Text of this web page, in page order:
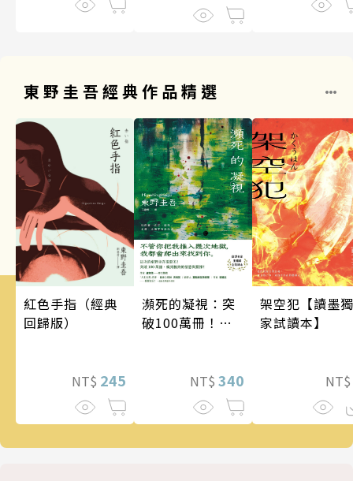
東野圭吾經典作品精選
紅色手指（經典
回歸版）
NT$ 245
瀕死的凝視：突
破100萬冊！這
的情慾與驚悚！
NT$ 340
架空犯【讀墨獨
家試讀本】
NT$